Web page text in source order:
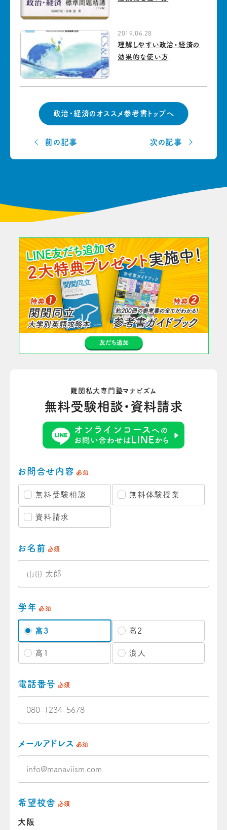
2019.06.28
理解しやすい政治・経済の
効果的な使い方
前の記事
政治・経済のオススメ参考書トップへ
次の記事
難関私大専門塾マナビズム
無料受験相談・資料請求
お問合せ内容 必須
無料受験相談 無料体験授業
資料請求
お名前 必須
学年 必須
高3 高2
高1 浪人
電話番号 必須
メールアドレス 必須
希望校舎 必須
大阪